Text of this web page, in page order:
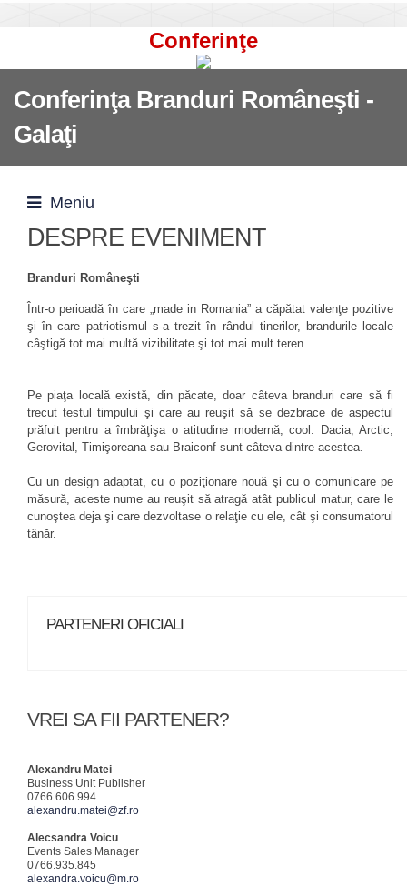
Conferinţe
Conferinţa Branduri Româneşti -
Galaţi
Meniu
DESPRE EVENIMENT
Branduri Româneşti
Într-o perioadă în care „made in Romania” a căpătat valenţe pozitive
şi în care patriotismul s-a trezit în rândul tinerilor, brandurile locale
câştigă tot mai multă vizibilitate şi tot mai mult teren.
Pe piaţa locală există, din păcate, doar câteva branduri care să fi
trecut testul timpului şi care au reuşit să se dezbrace de aspectul
prăfuit pentru a îmbrăţişa o atitudine modernă, cool. Dacia, Arctic,
Gerovital, Timişoreana sau Braiconf sunt câteva dintre acestea.
Cu un design adaptat, cu o poziţionare nouă şi cu o comunicare pe
măsură, aceste nume au reuşit să atragă atât publicul matur, care le
cunoştea deja şi care dezvoltase o relaţie cu ele, cât şi consumatorul
tânăr.
PARTENERI OFICIALI
VREI SA FII PARTENER?
Alexandru Matei
Business Unit Publisher
0766.606.994
alexandru.matei@zf.ro
Alecsandra Voicu
Events Sales Manager
0766.935.845
alexandra.voicu@m.ro